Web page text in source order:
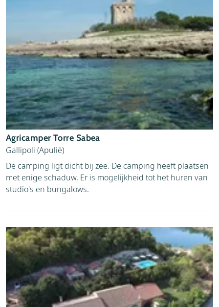
Agricamper Torre Sabea
Gallipoli (Apulië)
De camping ligt dicht bij zee. De camping heeft plaatsen
met enige schaduw. Er is mogelijkheid tot het huren van
studio's en bungalows.